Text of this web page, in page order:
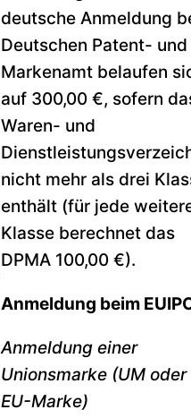
deutsche Anmeldung
Deutschen Patent- und
Markenamt belaufen
auf 300,00 €, sofern
Waren- und
nicht mehr als drei
enthält (für jede
Klasse berechnet das
DPMA 100,00 €).
Anmeldung beim
Anmeldung einer
Unionsmarke (UM oder
EU-Marke)